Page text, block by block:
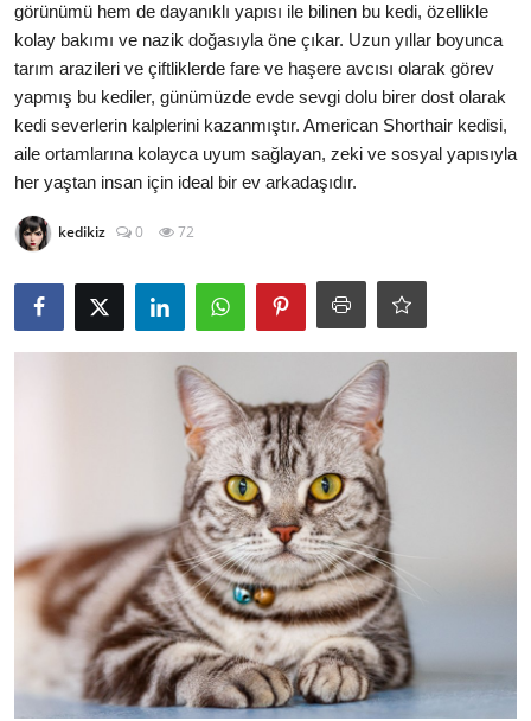
KEDİ CİNSLERİ
KEDİPEDİA
KEDİ DÜNYASI
KEDİ MAMASI
VETERİNERLER
görünümü hem de dayanıklı yapısı ile bilinen bu kedi, özellikle
kolay bakımı ve nazik doğasıyla öne çıkar. Uzun yıllar boyunca
tarım arazileri ve çiftliklerde fare ve haşere avcısı olarak görev
yapmış bu kediler, günümüzde evde sevgi dolu birer dost olarak
kedi severlerin kalplerini kazanmıştır. American Shorthair kedisi,
aile ortamlarına kolayca uyum sağlayan, zeki ve sosyal yapısıyla
her yaştan insan için ideal bir ev arkadaşıdır.
kedikiz 0 72